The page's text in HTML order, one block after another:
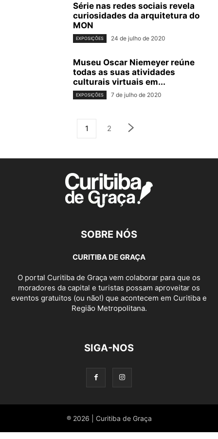
Série nas redes sociais revela
curiosidades da arquitetura do
MON
EXPOSIÇÕES 24 de julho de 2020
Museu Oscar Niemeyer reúne
todas as suas atividades
culturais virtuais em...
EXPOSIÇÕES 7 de julho de 2020
1 2
SOBRE NÓS
CURITIBA DE GRAÇA
O portal Curitiba de Graça vem colaborar para que os
moradores da capital e turistas possam aproveitar os
eventos gratuitos (ou não!) que acontecem em Curitiba e
Região Metropolitana.
SIGA-NOS
® 2026 | Curitiba de Graça